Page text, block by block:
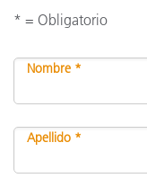
* = Obligatorio
Nombre *
Apellido *